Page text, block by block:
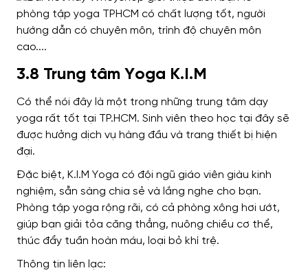
3.8 Trung tâm Yoga K.I.M
Có thể nói đây là một trong những trung tâm dạy
yoga rất tốt tại TP.HCM. Sinh viên theo học tại đây sẽ
được hưởng dịch vụ hàng đầu và trang thiết bị hiện
đại.
Đặc biệt, K.I.M Yoga có đội ngũ giáo viên giàu kinh
nghiệm, sẵn sàng chia sẻ và lắng nghe cho bạn.
Phòng tập yoga rộng rãi, có cả phòng xông hơi ướt,
giúp bạn giải tỏa căng thẳng, nuông chiều cơ thể,
thúc đẩy tuần hoàn máu, loại bỏ khí trệ.
Thông tin liên lạc: